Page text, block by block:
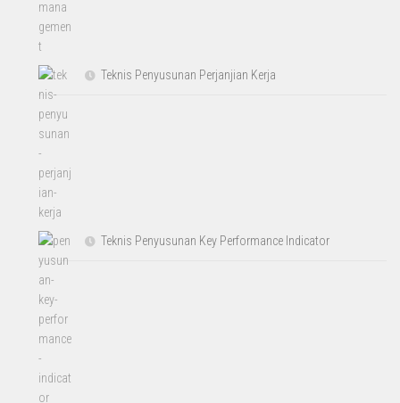
Teknis Penyusunan Perjanjian Kerja
Teknis Penyusunan Key Performance Indicator